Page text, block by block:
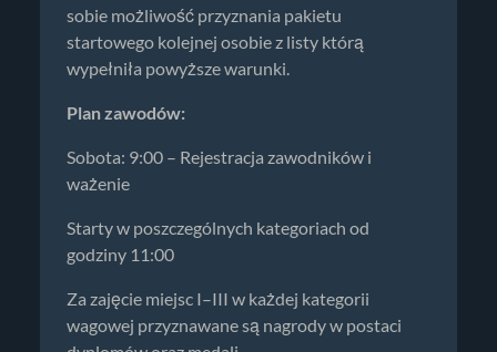
sobie możliwość przyznania pakietu
startowego kolejnej osobie z listy którą
wypełniła powyższe warunki.
Plan zawodów:
Sobota: 9:00 – Rejestracja zawodników i
ważenie
Starty w poszczególnych kategoriach od
godziny 11:00
Za zajęcie miejsc I–III w każdej kategorii
wagowej przyznawane są nagrody w postaci